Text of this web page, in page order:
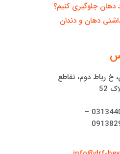
دهان جلوگیری کنیم؟
دهان و دندان
خ رباط دوم، تقاطع
52
03134404756 –